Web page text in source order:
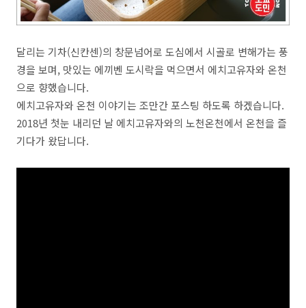
달리는 기차(신칸센)의 창문넘어로 도심에서 시골로 변해가는 풍
경을 보며, 맛있는 에끼벤 도시락을 먹으면서 에치고유자와 온천
으로 향했습니다.
에치고유자와 온천 이야기는 조만간 포스팅 하도록 하겠습니다.
2018년 첫눈 내리던 날 에치고유자와의 노천온천에서 온천을 즐
기다가 왔답니다.